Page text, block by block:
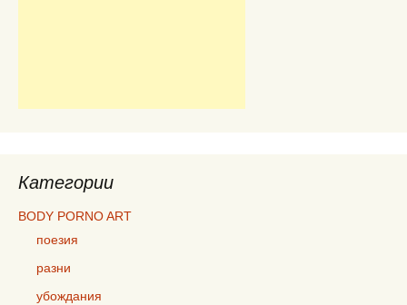
Категории
BODY PORNO ART
поезия
разни
убождания